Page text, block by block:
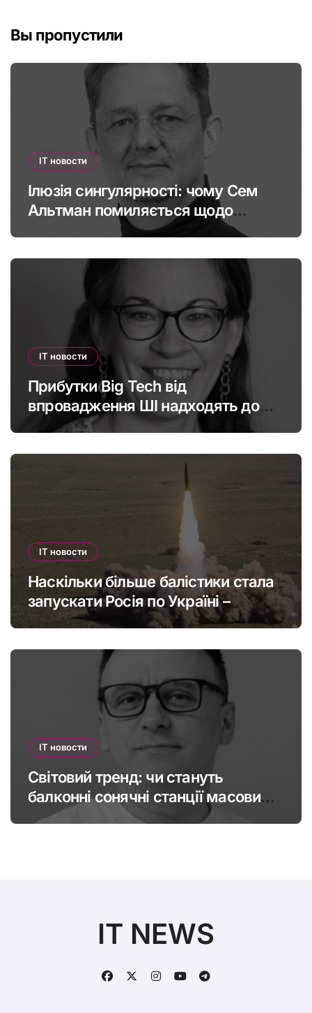
Вы пропустили
IT новости
Ілюзія сингулярності: чому Сем
Альтман помиляється щодо
штучного інтелекту
IT новости
Прибутки Big Tech від
впровадження ШІ надходять до
офшорів: як змінити глобальну
IT новости
Наскільки більше балістики стала
запускати Росія по Україні –
інфографіка
IT новости
Світовий тренд: чи стануть
балконні сонячні станції масовими
в Україні
IT NEWS